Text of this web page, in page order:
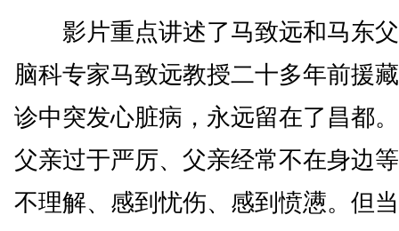
影片重点讲述了马致远和马东父
脑科专家马致远教授二十多年前援
诊中突发心脏病，永远留在了昌都
父亲过于严厉、父亲经常不在身边
不理解、感到忧伤、感到愤懑。但